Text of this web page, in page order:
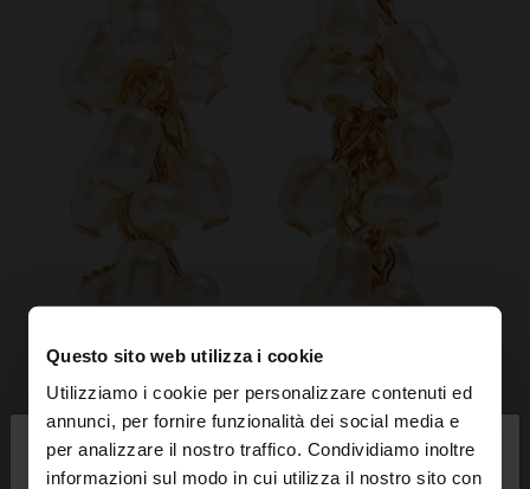
Questo sito web utilizza i cookie
Utilizziamo i cookie per personalizzare contenuti ed
annunci, per fornire funzionalità dei social media e
per analizzare il nostro traffico. Condividiamo inoltre
informazioni sul modo in cui utilizza il nostro sito con
ciao ×